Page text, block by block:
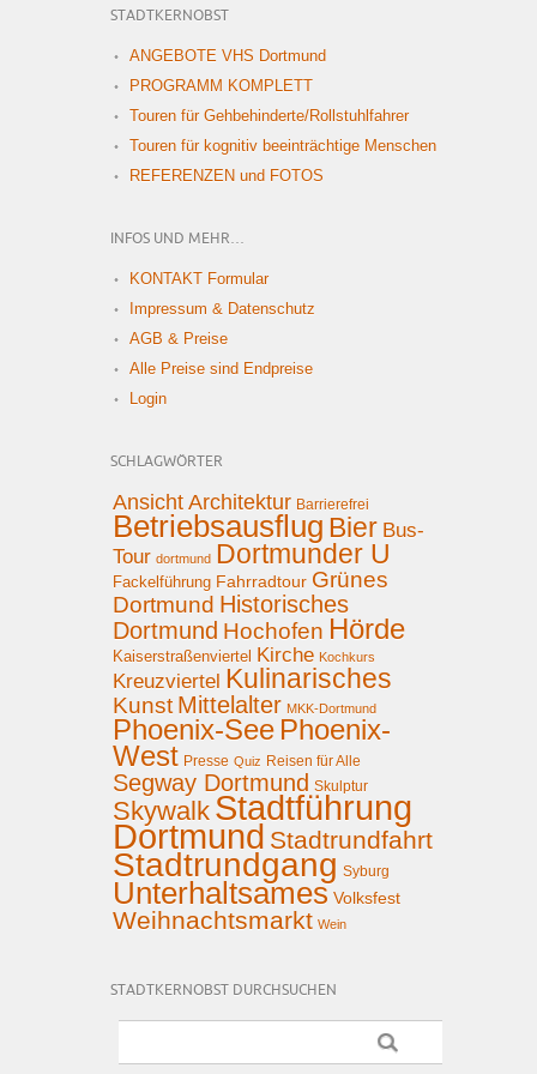
STADTKERNOBST
ANGEBOTE VHS Dortmund
PROGRAMM KOMPLETT
Touren für Gehbehinderte/Rollstuhlfahrer
Touren für kognitiv beeinträchtige Menschen
REFERENZEN und FOTOS
INFOS UND MEHR…
KONTAKT Formular
Impressum & Datenschutz
AGB & Preise
Alle Preise sind Endpreise
Login
SCHLAGWÖRTER
Ansicht Architektur Barrierefrei
Betriebsausflug Bier Bus-
Tour dortmund Dortmunder U
Fackelführung Fahrradtour Grünes
Dortmund Historisches
Dortmund Hochofen Hörde
Kaiserstraßenviertel Kirche Kochkurs
Kreuzviertel Kulinarisches
Kunst Mittelalter MKK-Dortmund
Phoenix-See Phoenix-
West Presse Quiz Reisen für Alle
Segway Dortmund Skulptur
Skywalk Stadtführung
Dortmund Stadtrundfahrt
Stadtrundgang Syburg
Unterhaltsames Volksfest
Weihnachtsmarkt Wein
STADTKERNOBST DURCHSUCHEN